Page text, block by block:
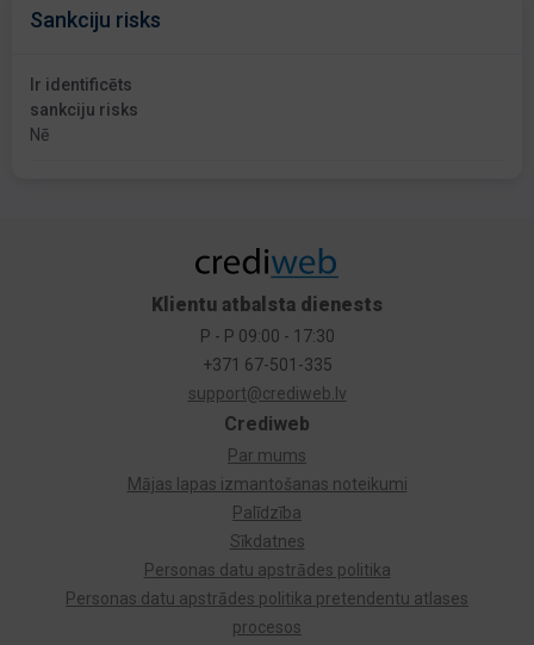
Sankciju risks
Ir identificēts
sankciju risks
Nē
Crediweb
Par mums
Mājas lapas izmantošanas noteikumi
Palīdzība
Sīkdatnes
Personas datu apstrādes politika
Personas datu apstrādes politika pretendentu atlases
procesos
Klientu atbalsta dienests
P - P 09:00 - 17:30
+371 67-501-335
support@crediweb.lv